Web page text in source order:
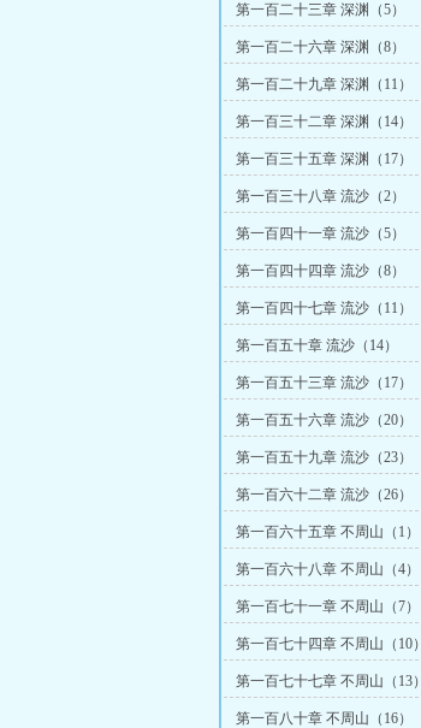
第一百二十三章 深渊（5）
第一百二十六章 深渊（8）
第一百二十九章 深渊（11）
第一百三十二章 深渊（14）
第一百三十五章 深渊（17）
第一百三十八章 流沙（2）
第一百四十一章 流沙（5）
第一百四十四章 流沙（8）
第一百四十七章 流沙（11）
第一百五十章 流沙（14）
第一百五十三章 流沙（17）
第一百五十六章 流沙（20）
第一百五十九章 流沙（23）
第一百六十二章 流沙（26）
第一百六十五章 不周山（1）
第一百六十八章 不周山（4）
第一百七十一章 不周山（7）
第一百七十四章 不周山（10）
第一百七十七章 不周山（13）
第一百八十章 不周山（16）